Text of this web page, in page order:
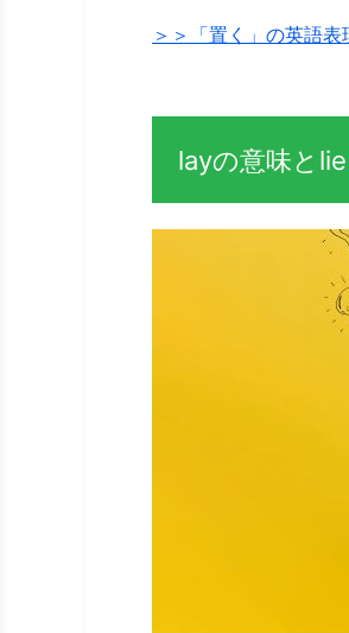
＞＞「置く」の英語
layの意味と